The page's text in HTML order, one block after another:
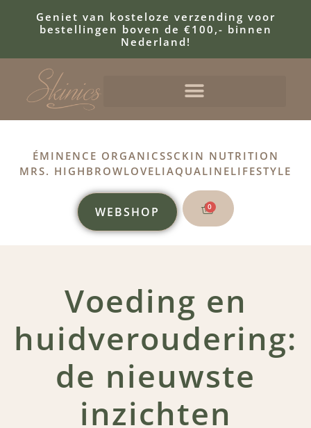
Geniet van kosteloze verzending voor
bestellingen boven de €100,- binnen
Nederland!
ÉMINENCE ORGANICSSCKIN NUTRITION
MRS. HIGHBROWLOVELIAQUALINELIFESTYLE
WEBSHOP 0
Voeding en
huidveroudering:
de nieuwste
inzichten